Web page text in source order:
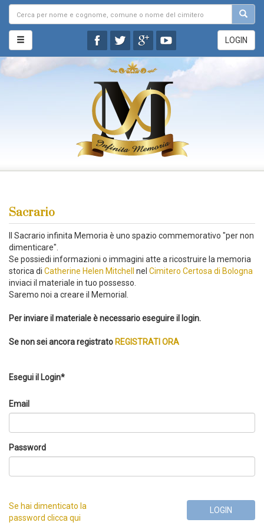
LOGIN
Sacrario
Il Sacrario infinita Memoria è uno spazio commemorativo "per non
dimenticare".
Se possiedi informazioni o immagini atte a ricostruire la memoria
storica di Catherine Helen Mitchell nel Cimitero Certosa di Bologna
inviaci il materiale in tuo possesso.
Saremo noi a creare il Memorial.
Per inviare il materiale è necessario eseguire il login.
Se non sei ancora registrato REGISTRATI ORA
Esegui il Login*
Email
Password
Se hai dimenticato la
password clicca qui
LOGIN